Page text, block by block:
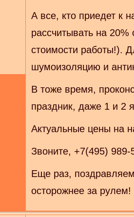
А все, кто приедет к
рассчитывать на
стоимости работы!).
шумоизоляцию и
В тоже время,
праздник, даже 1 и 2
Актуальные цены на
Звоните, +7(495)
Еще раз,
осторожнее за рулем!